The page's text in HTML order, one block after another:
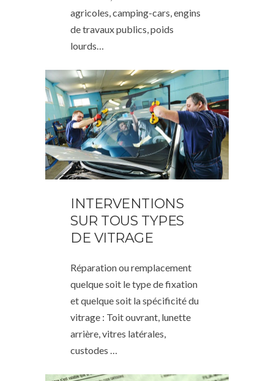
agricoles, camping-cars, engins
de travaux publics, poids
lourds…
INTERVENTIONS
SUR TOUS TYPES
DE VITRAGE
Réparation ou remplacement
quelque soit le type de fixation
et quelque soit la spécificité du
vitrage : Toit ouvrant, lunette
arrière, vitres latérales,
custodes …